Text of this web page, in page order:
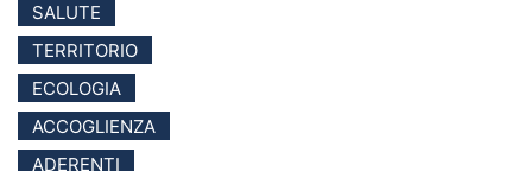
SALUTE
TERRITORIO
ECOLOGIA
ACCOGLIENZA
ADERENTI